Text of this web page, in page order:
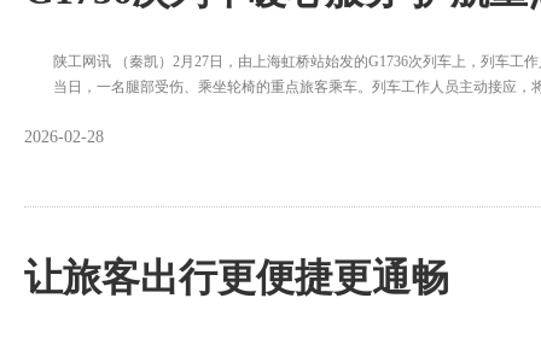
陕工网讯 （秦凯）2月27日，由上海虹桥站始发的G1736次列车上，列车工
当日，一名腿部受伤、乘坐轮椅的重点旅客乘车。列车工作人员主动接应，
2026-02-28
让旅客出行更便捷更通畅